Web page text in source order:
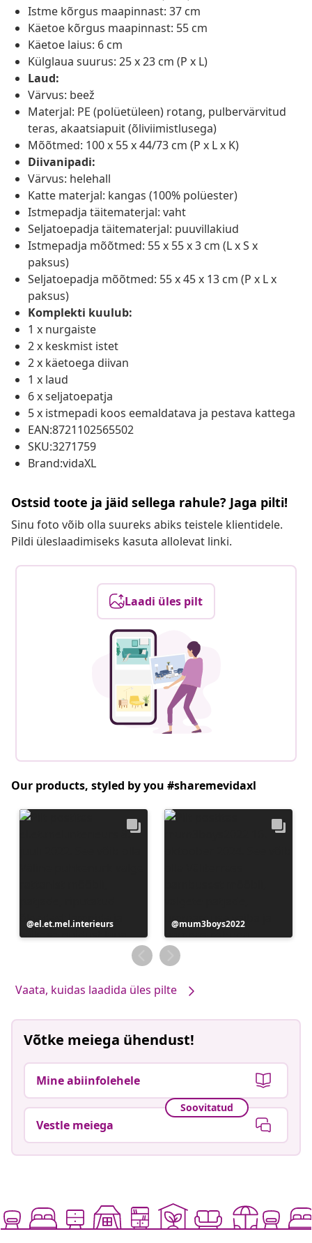
Istme kõrgus maapinnast: 37 cm
Käetoe kõrgus maapinnast: 55 cm
Käetoe laius: 6 cm
Külglaua suurus: 25 x 23 cm (P x L)
Laud:
Värvus: beež
Materjal: PE (polüetüleen) rotang, pulbervärvitud
teras, akaatsiapuit (õliviimistlusega)
Mõõtmed: 100 x 55 x 44/73 cm (P x L x K)
Diivanipadi:
Värvus: helehall
Katte materjal: kangas (100% polüester)
Istmepadja täitematerjal: vaht
Seljatoepadja täitematerjal: puuvillakiud
Istmepadja mõõtmed: 55 x 55 x 3 cm (L x S x
paksus)
Seljatoepadja mõõtmed: 55 x 45 x 13 cm (P x L x
paksus)
Komplekti kuulub:
1 x nurgaiste
2 x keskmist istet
2 x käetoega diivan
1 x laud
6 x seljatoepatja
5 x istmepadi koos eemaldatava ja pestava kattega
EAN:8721102565502
SKU:3271759
Brand:vidaXL
Ostsid toote ja jäid sellega rahule? Jaga pilti!
Sinu foto võib olla suureks abiks teistele klientidele.
Pildi üleslaadimiseks kasuta allolevat linki.
Laadi üles pilt
Our products, styled by you #sharemevidaxl
Postitus
avaldatud
el.et.mel.interieurs
Postitus
avaldatud
mum3boys2022
Vaata, kuidas laadida üles pilte
Võtke meiega ühendust!
Mine abiinfolehele
Soovitatud
Vestle meiega